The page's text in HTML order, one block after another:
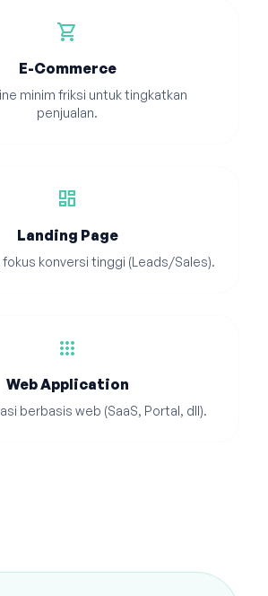
shopping_cart
E-Commerce
minim friksi untuk tingkatkan
penjualan.
dashboard
Landing Page
fokus konversi tinggi (Leads/Sales).
apps
Web Application
berbasis web (SaaS, Portal, dll).